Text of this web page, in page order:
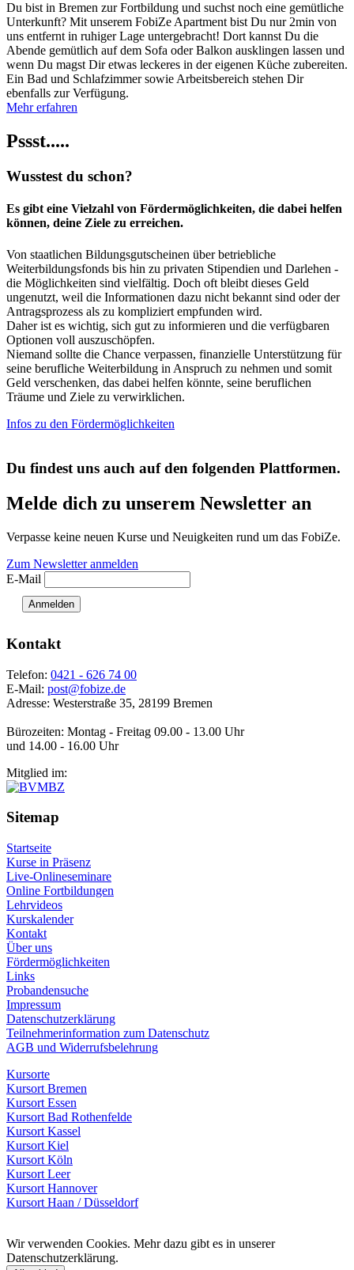
Du bist in Bremen zur Fortbildung und suchst noch eine gemütliche
Unterkunft? Mit unserem FobiZe Apartment bist Du nur 2min von
uns entfernt in ruhiger Lage untergebracht! Dort kannst Du die
Abende gemütlich auf dem Sofa oder Balkon ausklingen lassen und
wenn Du magst Dir etwas leckeres in der eigenen Küche zubereiten.
Ein Bad und Schlafzimmer sowie Arbeitsbereich stehen Dir
ebenfalls zur Verfügung.
Mehr erfahren
Pssst.....
Wusstest du schon?
Es gibt eine Vielzahl von Fördermöglichkeiten, die dabei helfen
können, deine Ziele zu erreichen.
Von staatlichen Bildungsgutscheinen über betriebliche
Weiterbildungsfonds bis hin zu privaten Stipendien und Darlehen -
die Möglichkeiten sind vielfältig. Doch oft bleibt dieses Geld
ungenutzt, weil die Informationen dazu nicht bekannt sind oder der
Antragsprozess als zu kompliziert empfunden wird.
Daher ist es wichtig, sich gut zu informieren und die verfügbaren
Optionen voll auszuschöpfen.
Niemand sollte die Chance verpassen, finanzielle Unterstützung für
seine berufliche Weiterbildung in Anspruch zu nehmen und somit
Geld verschenken, das dabei helfen könnte, seine beruflichen
Träume und Ziele zu verwirklichen.
Infos zu den Fördermöglichkeiten
Du findest uns auch auf den folgenden Plattformen.
Melde dich zu unserem Newsletter an
Verpasse keine neuen Kurse und Neuigkeiten rund um das FobiZe.
Zum Newsletter anmelden
E-Mail
Anmelden
Kontakt
Telefon: 0421 - 626 74 00
E-Mail: post@fobize.de
Adresse: Westerstraße 35, 28199 Bremen
Bürozeiten: Montag - Freitag 09.00 - 13.00 Uhr
und 14.00 - 16.00 Uhr
Mitglied im:
Sitemap
Startseite
Kurse in Präsenz
Live-Onlineseminare
Online Fortbildungen
Lehrvideos
Kurskalender
Kontakt
Über uns
Fördermöglichkeiten
Links
Probandensuche
Impressum
Datenschutzerklärung
Teilnehmerinformation zum Datenschutz
AGB und Widerrufsbelehrung
Kursorte
Kursort Bremen
Kursort Essen
Kursort Bad Rothenfelde
Kursort Kassel
Kursort Kiel
Kursort Köln
Kursort Leer
Kursort Hannover
Kursort Haan / Düsseldorf
Wir verwenden Cookies. Mehr dazu gibt es in unserer
Datenschutzerklärung.